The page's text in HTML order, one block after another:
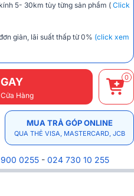
5- 30km tùy từng sản phẩm ( Click
giản, lãi suất thấp từ 0% (click xem
Hàng
0
MUA TRẢ GÓP ONLINE
QUA THẺ VISA, MASTERCARD, JCB
0255 - 024 730 10 255